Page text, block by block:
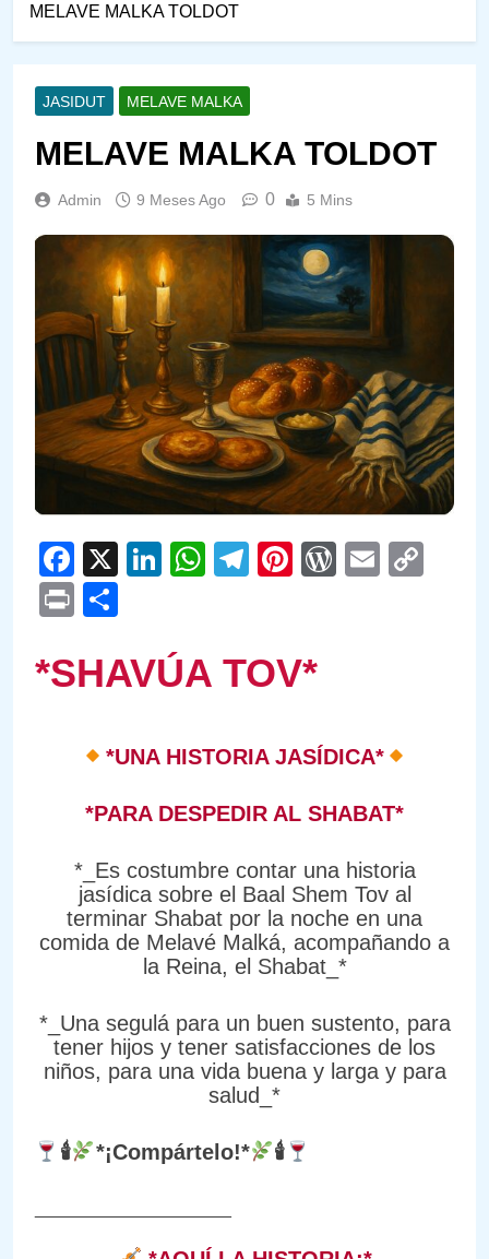
MELAVE MALKA TOLDOT
JASIDUT MELAVE MALKA
MELAVE MALKA TOLDOT
Admin 9 Meses Ago 0 5 Mins
Facebook
X LinkedIn
WhatsApp
Telegram
PinterestEmail
Print
*SHAVÚA TOV*
*UNA HISTORIA JASÍDICA*
*PARA DESPEDIR AL SHABAT*
*_Es costumbre contar una historia
jasídica sobre el Baal Shem Tov al
terminar Shabat por la noche en una
comida de Melavé Malká, acompañando a
la Reina, el Shabat_*
*_Una segulá para un buen sustento, para
tener hijos y tener satisfacciones de los
niños, para una vida buena y larga y para
salud_*
🕯 *¡Compártelo!* 🕯